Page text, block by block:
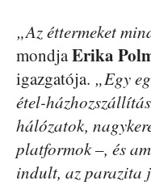
„Az éttermeket
mondjaErika
igazgatója. „Egy
étel-
hálózatok,
platformok –, és
indult, az parazita